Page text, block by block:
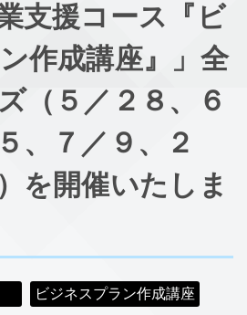
支援コース『ビ
作成講座』」全
（５／２８、６
、７／９、２
を開催いたしま
ビジネスプラン作成講座